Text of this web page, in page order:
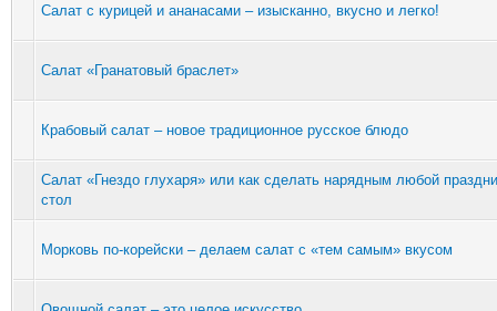
Салат с курицей и ананасами – изысканно, вкусно и легко!
Салат «Гранатовый браслет»
Крабовый салат – новое традиционное русское блюдо
Салат «Гнездо глухаря» или как сделать нарядным любой
стол
Морковь по-корейски – делаем салат с «тем самым» вкусом